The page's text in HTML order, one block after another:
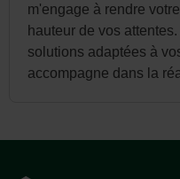
m'engage à rendre
hauteur de vos
solutions adaptées à
accompagne dans la